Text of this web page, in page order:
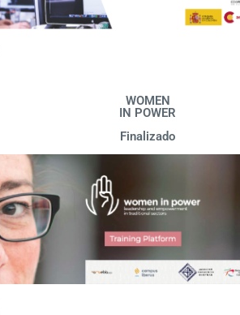
WOMEN
IN POWER
Finalizado